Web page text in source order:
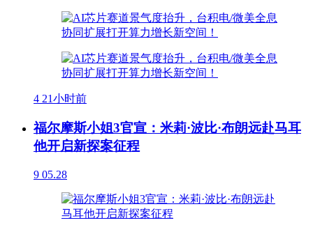
4 21小时前
福尔摩斯小姐3官宣：米莉·波比·布朗远赴马耳
他开启新探案征程
9 05.28